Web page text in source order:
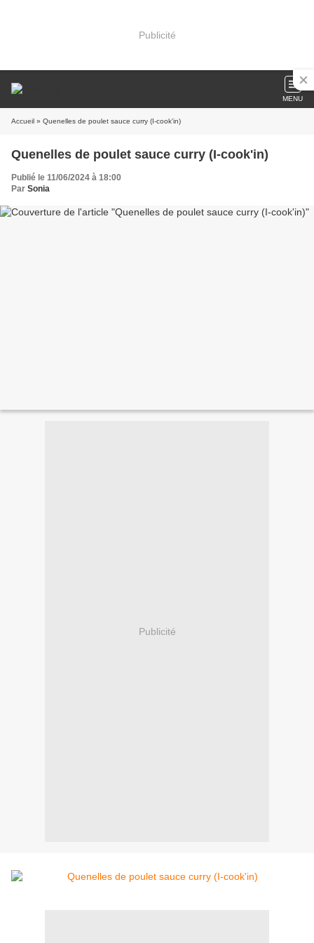
Publicité
MENU
Accueil » Quenelles de poulet sauce curry (I-cook'in)
Quenelles de poulet sauce curry (I-cook'in)
Publié le 11/06/2024 à 18:00
Par Sonia
Publicité